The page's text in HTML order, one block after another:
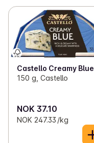
Castello Creamy Blue
150 g, Castello
NOK 37.10
NOK 247.33 /kg